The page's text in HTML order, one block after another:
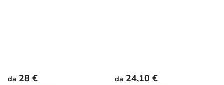
da 28 € da 24,10 €